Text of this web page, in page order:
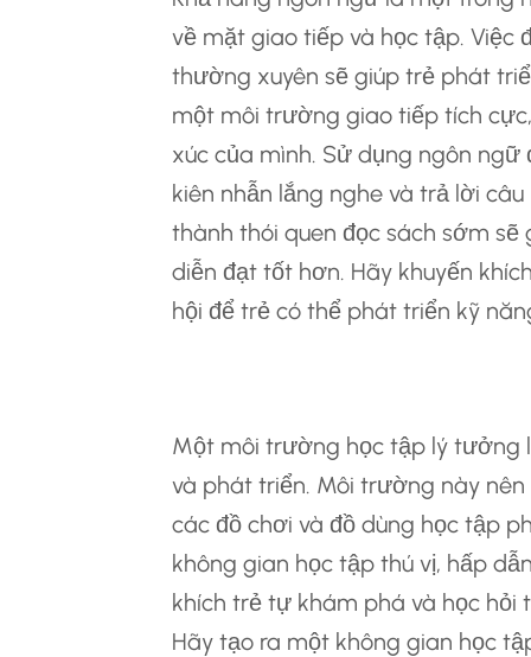
về mặt giao tiếp và học tập. Việc
thường xuyên sẽ giúp trẻ phát
một môi trường giao tiếp tích
xúc của mình. Sử dụng ngôn
kiên nhẫn lắng nghe và trả lời
thành thói quen đọc sách sớm
diễn đạt tốt hơn. Hãy khuyến
hội để trẻ có thể phát triển kỹ
Một môi trường học tập lý tưởng
và phát triển. Môi trường này
các đồ chơi và đồ dùng học tập
không gian học tập thú vị, hấp
khích trẻ tự khám phá và học hỏi
Hãy tạo ra một không gian học